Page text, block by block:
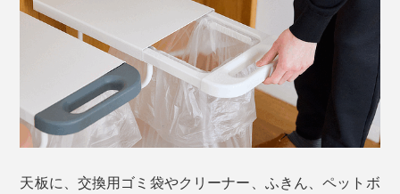
天板に、交換用ゴミ袋やクリーナー、ふきん、ペットボ